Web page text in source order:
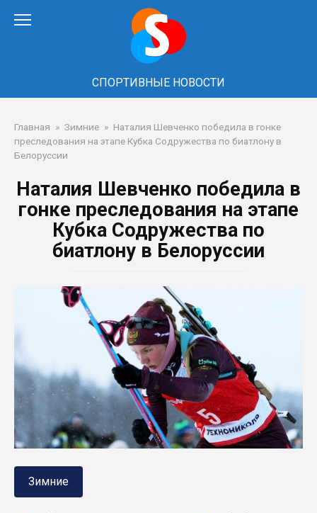
СПОРТИВНЫЕ НОВОСТИ
Главная » Зимние » Наталия Шевченко победила в гонке
преследования на этапе Кубка Содружества по биатлону в
Белоруссии
Наталия Шевченко победила в
гонке преследования на этапе
Кубка Содружества по
биатлону в Белоруссии
Зимние